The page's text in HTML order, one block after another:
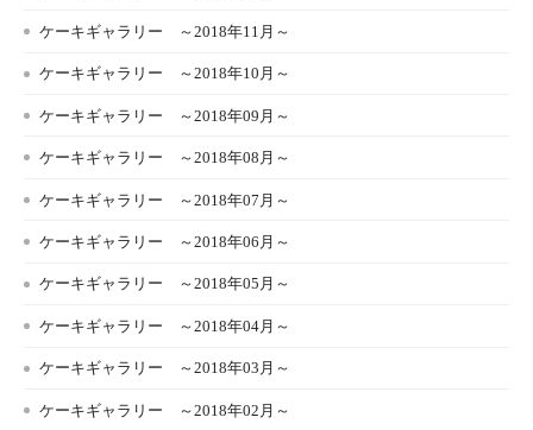
ケーキギャラリー ～2018年11月～
ケーキギャラリー ～2018年10月～
ケーキギャラリー ～2018年09月～
ケーキギャラリー ～2018年08月～
ケーキギャラリー ～2018年07月～
ケーキギャラリー ～2018年06月～
ケーキギャラリー ～2018年05月～
ケーキギャラリー ～2018年04月～
ケーキギャラリー ～2018年03月～
ケーキギャラリー ～2018年02月～